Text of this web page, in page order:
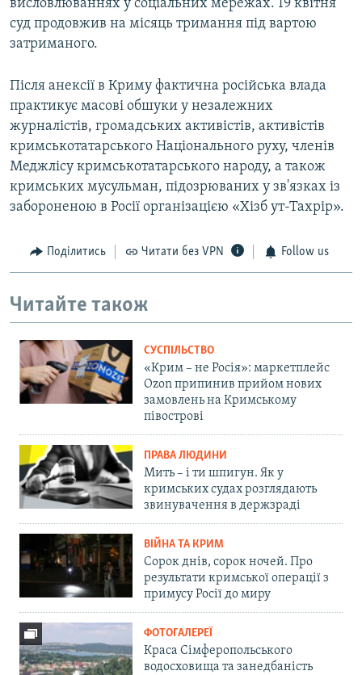
висловлюваннях у соціальних мережах. 19 квітня
суд продовжив на місяць тримання під вартою
затриманого.
Після анексії в Криму фактична російська влада
практикує масові обшуки у незалежних
журналістів, громадських активістів, активістів
кримськотатарського Національного руху, членів
Меджлісу кримськотатарського народу, а також
кримських мусульман, підозрюваних у зв'язках із
забороненою в Росії організацією «Хізб ут-Тахрір».
Поділитись Читати без VPN Follow us
Читайте також
СУСПІЛЬСТВО
«Крим – не Росія»: маркетплейс
Ozon припинив прийом нових
замовлень на Кримському
півострові
ПРАВА ЛЮДИНИ
Мить – і ти шпигун. Як у
кримських судах розглядають
звинувачення в держзраді
ВІЙНА ТА КРИМ
Сорок днів, сорок ночей. Про
результати кримської операції з
примусу Росії до миру
ФОТОГАЛЕРЕЇ
Краса Сімферопольського
водосховища та занедбаність